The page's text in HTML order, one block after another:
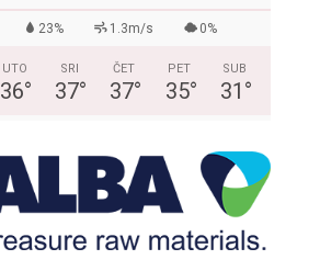
23% 1.3m/s 0%
UTO
36°
SRI
37°
ČET
37°
PET
35°
SUB
31 °